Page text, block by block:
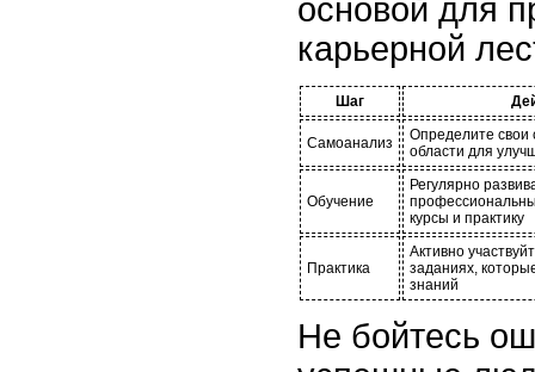
основой для
карьерной
Шаг
Самоанализ
Определите свои
области для
Обучение
Регулярно
курсы и практику
Практика
Активно
заданиях,
знаний
Не бойтесь